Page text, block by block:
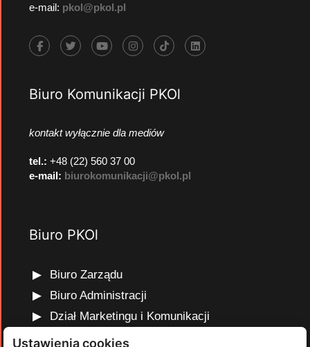
e-mail: pkol@pkol.pl
Biuro Komunikacji PKOl
kontakt wyłącznie dla mediów
tel.: +48 (22) 560 37 00
e-mail: biurokomunikacji@pkol.pl
Biuro PKOl
Biuro Zarządu
Biuro Administracji
Dział Marketingu i Komunikacji
Dział Edukacji Olimpijskiej
Ustawienia cookies